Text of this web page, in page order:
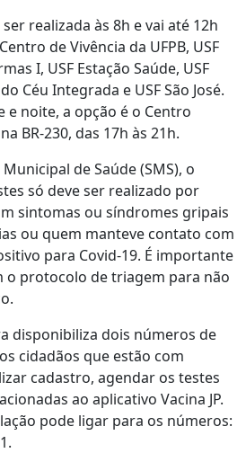
realizada às 8h e vai até 12h
de Vivência da UFPB, USF
I, USF Estação Saúde, USF
Céu Integrada e USF São José.
e noite, a opção é o Centro
BR-230, das 17h às 21h.
de Saúde (SMS), o
só deve ser realizado por
sintomas ou síndromes gripais
ou quem manteve contato com
para Covid-19. É importante
o protocolo de triagem para não
disponibiliza dois números de
cidadãos que estão com
cadastro, agendar os testes
ao aplicativo Vacina JP.
pode ligar para os números: